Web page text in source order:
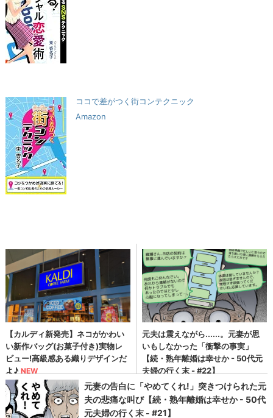
ココで差がつく街コンテクニック
Amazon